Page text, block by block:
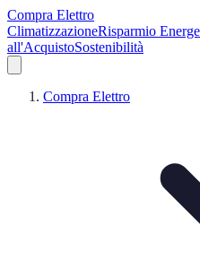
Compra Elettro
ClimatizzazioneRisparmio
all'AcquistoSostenibilità
Compra Elettro